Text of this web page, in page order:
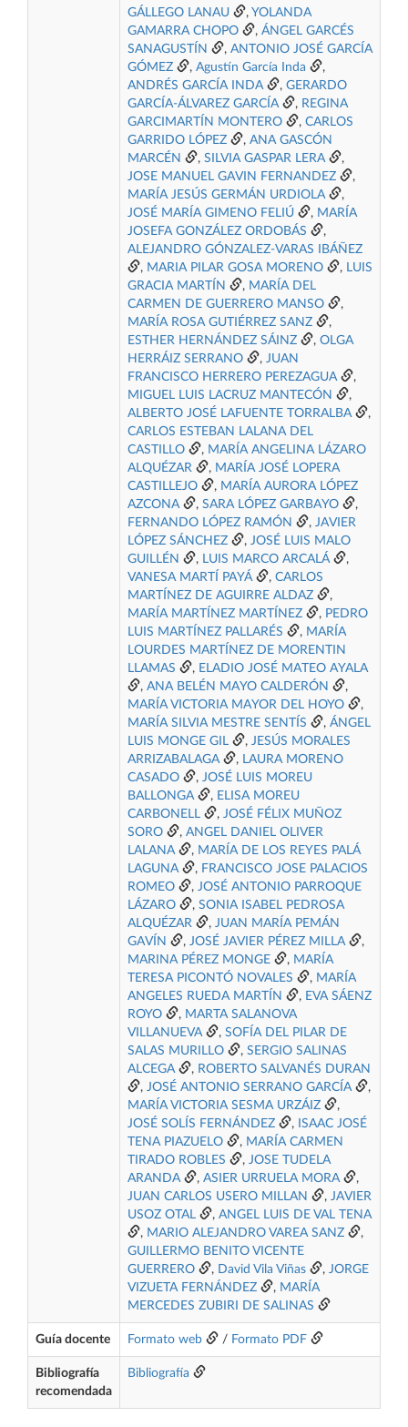
GÁLLEGO LANAU
, YOLANDA
GAMARRA CHOPO
, ÁNGEL GARCÉS
SANAGUSTÍN
, ANTONIO JOSÉ GARCÍA
GÓMEZ
, Agustín García Inda
,
ANDRÉS GARCÍA INDA
, GERARDO
GARCÍA-ÁLVAREZ GARCÍA
, REGINA
GARCIMARTÍN MONTERO
, CARLOS
GARRIDO LÓPEZ
, ANA GASCÓN
MARCÉN
, SILVIA GASPAR LERA
,
JOSE MANUEL GAVIN FERNANDEZ
,
MARÍA JESÚS GERMÁN URDIOLA
,
JOSÉ MARÍA GIMENO FELIÚ
, MARÍA
JOSEFA GONZÁLEZ ORDOBÁS
,
ALEJANDRO GÓNZALEZ-VARAS IBÁÑEZ
, MARIA PILAR GOSA MORENO , LUIS
GRACIA MARTÍN
, MARÍA DEL
CARMEN DE GUERRERO MANSO
,
MARÍA ROSA GUTIÉRREZ SANZ
,
ESTHER HERNÁNDEZ SÁINZ
, OLGA
HERRÁIZ SERRANO
, JUAN
FRANCISCO HERRERO PEREZAGUA
,
MIGUEL LUIS LACRUZ MANTECÓN
,
ALBERTO JOSÉ LAFUENTE TORRALBA
,
CARLOS ESTEBAN LALANA DEL
CASTILLO
, MARÍA ANGELINA LÁZARO
ALQUÉZAR
, MARÍA JOSÉ LOPERA
CASTILLEJO
, MARÍA AURORA LÓPEZ
AZCONA
, SARA LÓPEZ GARBAYO
,
FERNANDO LÓPEZ RAMÓN
, JAVIER
LÓPEZ SÁNCHEZ
, JOSÉ LUIS MALO
GUILLÉN
, LUIS MARCO ARCALÁ
,
VANESA MARTÍ PAYÁ
, CARLOS
MARTÍNEZ DE AGUIRRE ALDAZ
,
MARÍA MARTÍNEZ MARTÍNEZ
, PEDRO
LUIS MARTÍNEZ PALLARÉS
, MARÍA
LOURDES MARTÍNEZ DE MORENTIN
LLAMAS
, ELADIO JOSÉ MATEO AYALA
, ANA BELÉN MAYO CALDERÓN
,
MARÍA VICTORIA MAYOR DEL HOYO
,
MARÍA SILVIA MESTRE SENTÍS
, ÁNGEL
LUIS MONGE GIL
, JESÚS MORALES
ARRIZABALAGA
, LAURA MORENO
CASADO
, JOSÉ LUIS MOREU
BALLONGA
, ELISA MOREU
CARBONELL
, JOSÉ FÉLIX MUÑOZ
SORO
, ANGEL DANIEL OLIVER
LALANA
, MARÍA DE LOS REYES PALÁ
LAGUNA
, FRANCISCO JOSE PALACIOS
ROMEO
, JOSÉ ANTONIO PARROQUE
LÁZARO
, SONIA ISABEL PEDROSA
ALQUÉZAR
, JUAN MARÍA PEMÁN
GAVÍN
, JOSÉ JAVIER PÉREZ MILLA
,
MARINA PÉREZ MONGE
, MARÍA
TERESA PICONTÓ NOVALES
, MARÍA
ANGELES RUEDA MARTÍN
, EVA SÁENZ
ROYO
, MARTA SALANOVA
VILLANUEVA
, SOFÍA DEL PILAR DE
SALAS MURILLO
, SERGIO SALINAS
ALCEGA
, ROBERTO SALVANÉS DURAN
, JOSÉ ANTONIO SERRANO GARCÍA
,
MARÍA VICTORIA SESMA URZÁIZ
,
JOSÉ SOLÍS FERNÁNDEZ
, ISAAC JOSÉ
TENA PIAZUELO
, MARÍA CARMEN
TIRADO ROBLES
, JOSE TUDELA
ARANDA
, ASIER URRUELA MORA
,
JUAN CARLOS USERO MILLAN
, JAVIER
USOZ OTAL
, ANGEL LUIS DE VAL TENA
, MARIO ALEJANDRO VAREA SANZ
,
GUILLERMO BENITO VICENTE
GUERRERO
, David Vila Viñas , JORGE
VIZUETA FERNÁNDEZ
, MARÍA
MERCEDES ZUBIRI DE SALINAS
Guía docente Formato web / Formato PDF
Bibliografía
recomendada
Bibliografía